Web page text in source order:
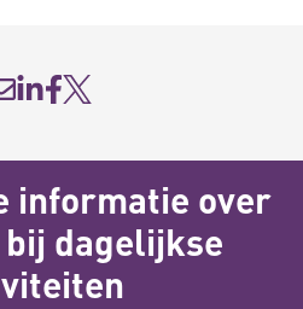
informatie over
dagelijkse